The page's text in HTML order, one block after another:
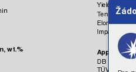
wt.%
Yield s
Tensile
Elongation,
Impac t
Approvals:
DB
TÜV